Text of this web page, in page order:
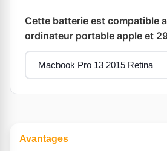
Cette batterie est compatible
ordinateur portable apple et
Avantages